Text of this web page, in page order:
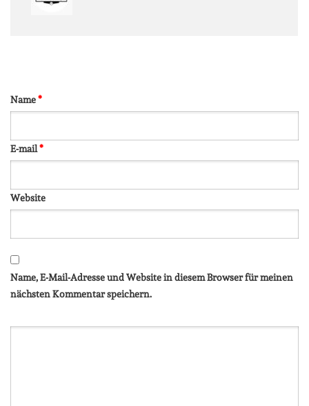
Name*
E-mail*
Website
Name, E-Mail-Adresse und Website in diesem Browser für meinen
nächsten Kommentar speichern.